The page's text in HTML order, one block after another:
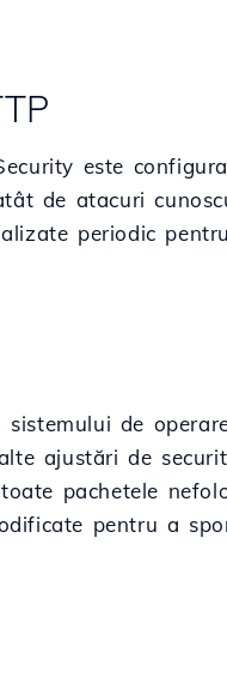
este
de atacuri
periodic
de
ajustări de
pachetele
pentru a